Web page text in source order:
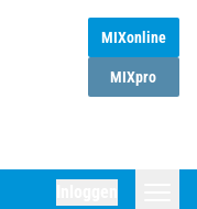
MIXonline
MIXpro